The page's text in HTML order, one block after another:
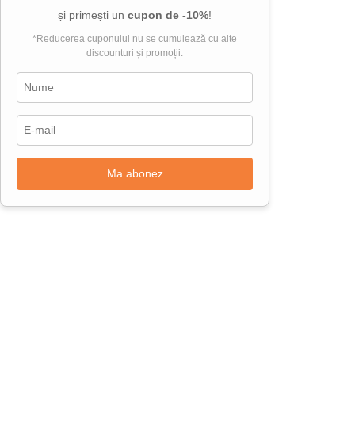
și primești un cupon de -10%!
*Reducerea cuponului nu se cumulează cu alte
discounturi și promoții.
Ma abonez